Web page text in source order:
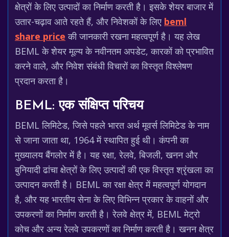
क्षेत्रों के लिए उत्पादों का निर्माण करती है। इसके शेयर बाजार में
उतार-चढ़ाव आते रहते हैं, और निवेशकों के लिए beml
share price की जानकारी रखना महत्वपूर्ण है। यह लेख
BEML के शेयर मूल्य के नवीनतम अपडेट, कारकों को प्रभावित
करने वाले, और निवेश संबंधी विचारों का विस्तृत विश्लेषण
प्रदान करता है।
BEML: एक संक्षिप्त परिचय
BEML लिमिटेड, जिसे पहले भारत अर्थ मूवर्स लिमिटेड के नाम
से जाना जाता था, 1964 में स्थापित हुई थी। कंपनी का
मुख्यालय बैंगलोर में है। यह रक्षा, रेलवे, बिजली, खनन और
बुनियादी ढांचा क्षेत्रों के लिए उत्पादों की एक विस्तृत श्रृंखला का
उत्पादन करती है। BEML का रक्षा क्षेत्र में महत्वपूर्ण योगदान
है, और यह भारतीय सेना के लिए विभिन्न प्रकार के वाहनों और
उपकरणों का निर्माण करती है। रेलवे क्षेत्र में, BEML मेट्रो
कोच और अन्य रेलवे उपकरणों का निर्माण करती है। खनन क्षेत्र